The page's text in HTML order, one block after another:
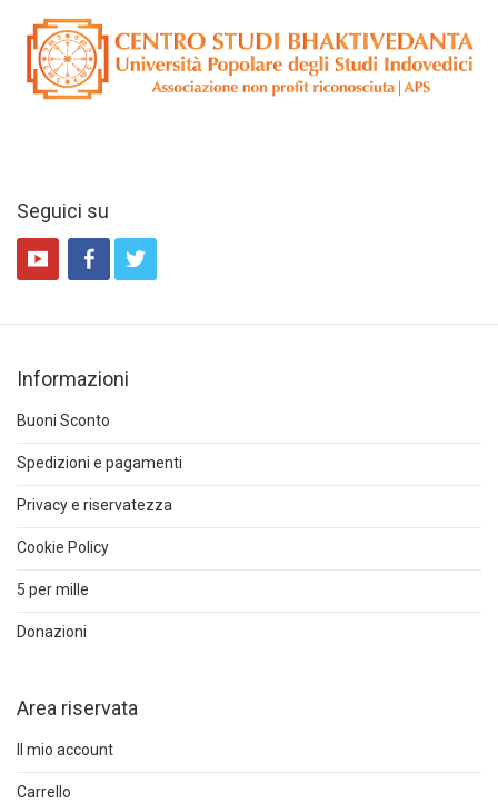
Seguici su
Informazioni
Buoni Sconto
Spedizioni e pagamenti
Privacy e riservatezza
Cookie Policy
5 per mille
Donazioni
Area riservata
Il mio account
Carrello